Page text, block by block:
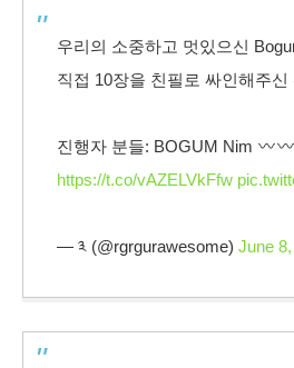
우리의 소중하고 멋있으신
직접 10장을 친필로 싸인해주신
진행자 분들: BOGUM Nim
https://t.co/vAZELVkFfw
— ༣ (@rgrgurawesome) June